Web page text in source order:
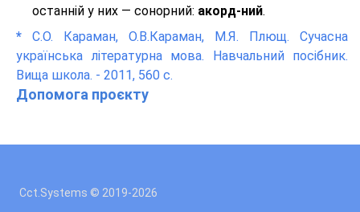
останній у них — сонорний: акорд-ний.
* С.О. Караман, О.В.Караман, М.Я. Плющ. Сучасна
українська літературна мова. Навчальний посібник.
Вища школа. - 2011, 560 с.
Допомога проєкту
Cct.Systems © 2019-2026